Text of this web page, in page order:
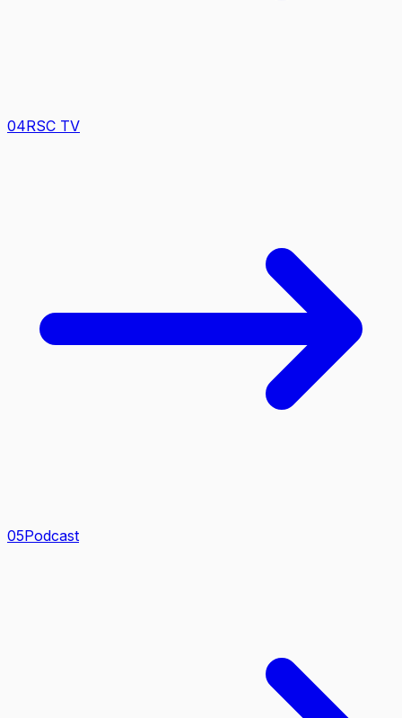
04RSC TV
05Podcast